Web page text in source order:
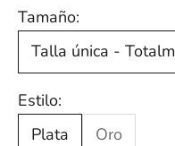
Tamaño:
Talla única -
Estilo:
Plata
Oro